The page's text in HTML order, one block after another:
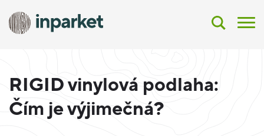
RIGID vinylová podlaha:
Čím je výjimečná?